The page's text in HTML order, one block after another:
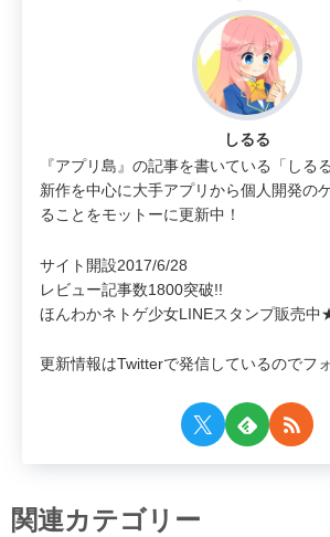
しるる
『アプリ島』の記事を書いている「しる
新作を中心に大手アプリから個人開発の
ることをモットーに更新中！
サイト開設2017/6/28
レビュー記事数1800突破!!
ほんわかネトゲ少女LINEスタンプ販売中
更新情報はTwitterで発信しているのでフ
関連カテゴリー